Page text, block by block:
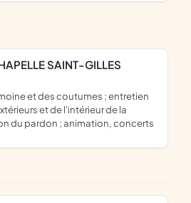
SAINT-GILLES
et de l'intérieur de la
du pardon ; animation, concerts